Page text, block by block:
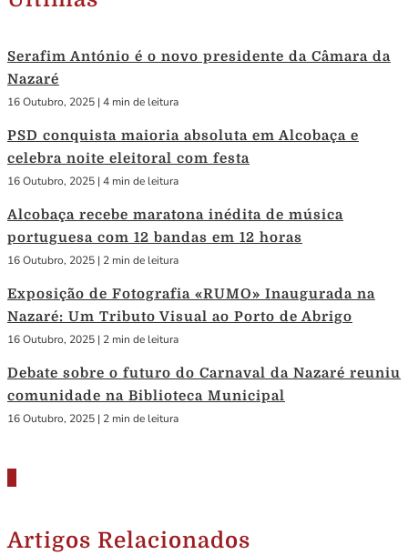
Serafim António é o novo presidente da Câmara da
Nazaré
16 Outubro, 2025 | 4 min de leitura
PSD conquista maioria absoluta em Alcobaça e
celebra noite eleitoral com festa
16 Outubro, 2025 | 4 min de leitura
Alcobaça recebe maratona inédita de música
portuguesa com 12 bandas em 12 horas
16 Outubro, 2025 | 2 min de leitura
Exposição de Fotografia «RUMO» Inaugurada na
Nazaré: Um Tributo Visual ao Porto de Abrigo
16 Outubro, 2025 | 2 min de leitura
Debate sobre o futuro do Carnaval da Nazaré reuniu
comunidade na Biblioteca Municipal
16 Outubro, 2025 | 2 min de leitura
Artigos Relacionados